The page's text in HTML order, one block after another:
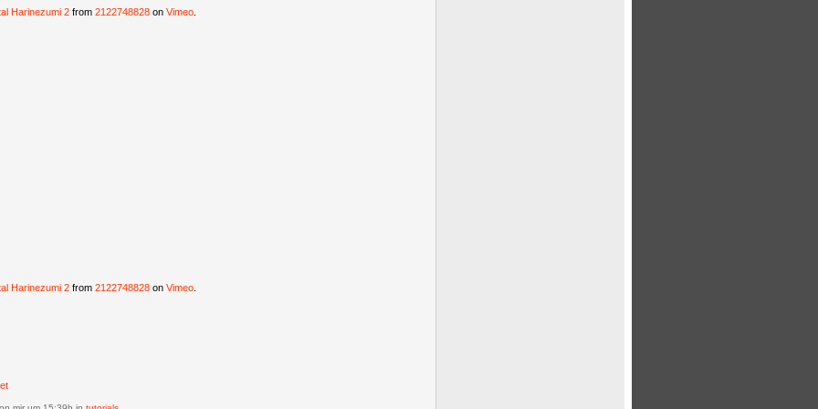
Harinezumi 2 from 2122748828 on Vimeo
Harinezumi 2 from 2122748828 on Vimeo